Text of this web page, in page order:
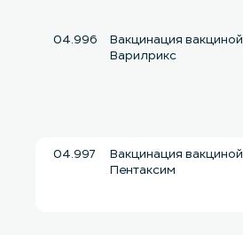
04.996
Вакцинация вакциной
Варилрикс
04.997
Вакцинация вакциной
Пентаксим